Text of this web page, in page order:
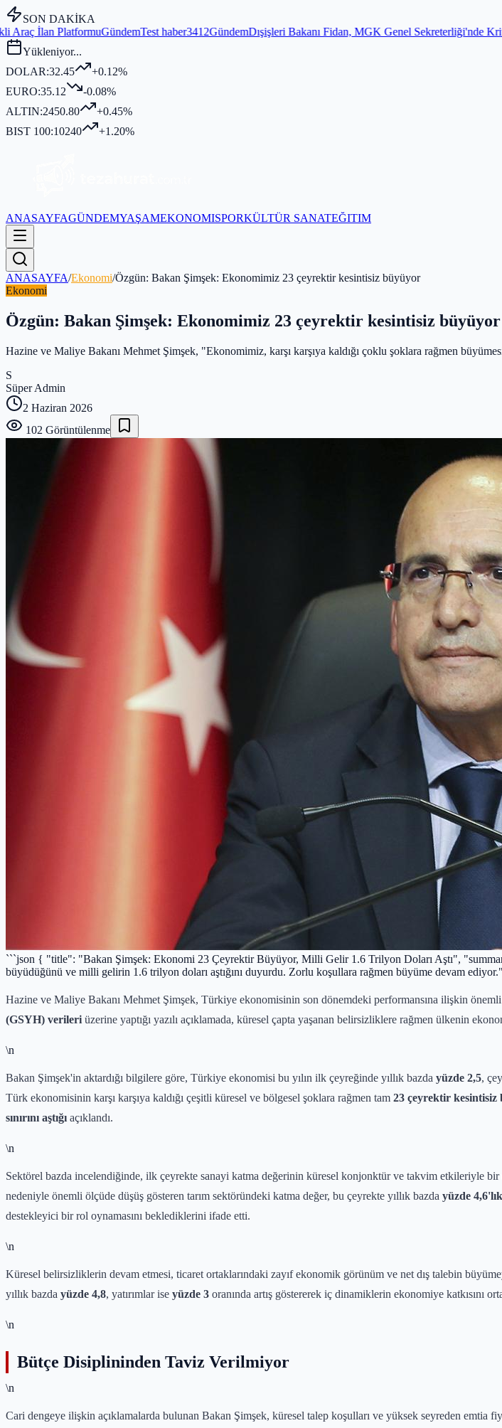
SON DAKİKA
GündemTest haber3412GündemDışişleri Bakanı Fidan, MGK Genel Sekreterliği'nde Kritik Bir Konuşma
Yükleniyor...
DOLAR:32.45
+0.12%
EURO:35.12
-0.08%
ALTIN:2450.80
+0.45%
BIST 100:10240 +1.20%
ANASAYFAGÜNDEMYAŞAMEKONOMISPORKÜLTÜR SANATEĞITIM
ANASAYFA/Ekonomi/Özgün: Bakan Şimşek: Ekonomimiz 23 çeyrektir kesintisiz büyüyor
Ekonomi
Özgün: Bakan Şimşek: Ekonomimiz 23 çeyrektir kesintisiz büyüyor
Hazine ve Maliye Bakanı Mehmet Şimşek, "Ekonomimiz, karşı karşıya kaldığı çoklu şoklara rağmen
S
Süper Admin
2 Haziran 2026
102 Görüntülenme
```json { "title": "Bakan Şimşek: Ekonomi 23 Çeyrektir Büyüyor, Milli Gelir 1.6 Trilyon Doları Aştı",
büyüdüğünü ve milli gelirin 1.6 trilyon doları aştığını duyurdu. Zorlu koşullara rağmen büyüme devam
Hazine ve Maliye Bakanı Mehmet Şimşek, Türkiye ekonomisinin son dönemdeki performansına ilişkin
(GSYH) verileri üzerine yaptığı yazılı açıklamada, küresel çapta yaşanan belirsizliklere rağmen ülkenin
\n
Bakan Şimşek'in aktardığı bilgilere göre, Türkiye ekonomisi bu yılın ilk çeyreğinde yıllık bazda yüzde 2,5,
Türk ekonomisinin karşı karşıya kaldığı çeşitli küresel ve bölgesel şoklara rağmen tam 23 çeyrektir
sınırını aştığı açıklandı.
\n
Sektörel bazda incelendiğinde, ilk çeyrekte sanayi katma değerinin küresel konjonktür ve takvim etkileriyle
nedeniyle önemli ölçüde düşüş gösteren tarım sektöründeki katma değer, bu çeyrekte yıllık bazda yüzde
destekleyici bir rol oynamasını beklediklerini ifade etti.
\n
Küresel belirsizliklerin devam etmesi, ticaret ortaklarındaki zayıf ekonomik görünüm ve net dış talebin
yıllık bazda yüzde 4,8, yatırımlar ise yüzde 3 oranında artış göstererek iç dinamiklerin ekonomiye katkısını
\n
Bütçe Disiplininden Taviz Verilmiyor
\n
Cari dengeye ilişkin açıklamalarda bulunan Bakan Şimşek, küresel talep koşulları ve yüksek seyreden emtia